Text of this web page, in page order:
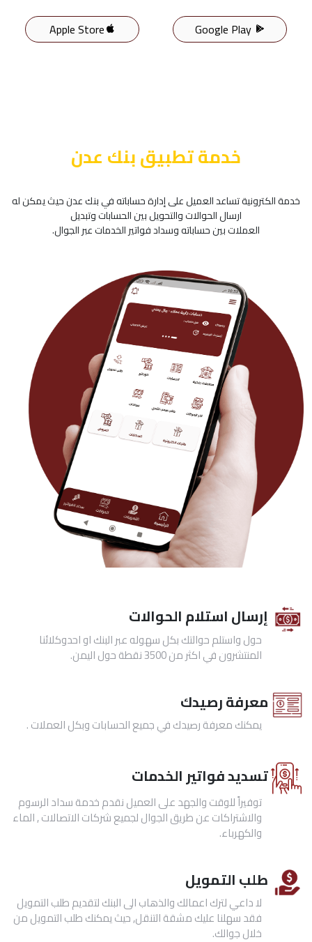
Google Play
Apple Store
خدمة تطبيق بنك عدن
خدمة الكترونية تساعد العميل على إدارة حساباته في بنك عدن حيث يمكن له
ارسال الحوالات والتحويل بين الحسابات وتبديل
العملات بين حساباته وسداد فواتير الخدمات عبر الجوال.
إرسال استلام الحوالات
حول واستلم حوالتك بكل سهوله عبر البنك او احدوكلائنا
المنتشرون في اكثر من 3500 نقطة حول اليمن.
معرفة رصيدك
يمكنك معرفة رصيدك في جميع الحسابات وبكل العملات .
تسديد فواتير الخدمات
توفيراً للوقت والجهد على العميل نقدم خدمة سداد الرسوم
والاشتراكات عن طريق الجوال لجميع شركات الاتصالات , الماء
والكهرباء.
طلب التمويل
لا داعي لترك اعمالك والذهاب الى البنك لتقديم طلب التمويل
فقد سهلنا عليك مشقة التنقل, حيث يمكنك طلب التمويل من
خلال جوالك.